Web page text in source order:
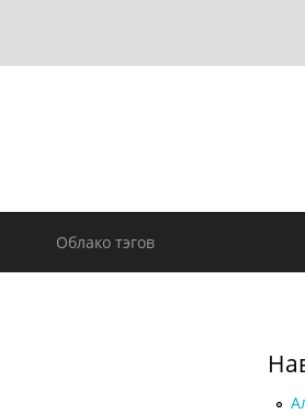
Облако тэгов